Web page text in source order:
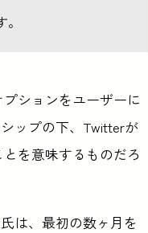
ションをユーザーに
ップの下、Twitterが
を意味するものだろ
は、最初の数ヶ月を